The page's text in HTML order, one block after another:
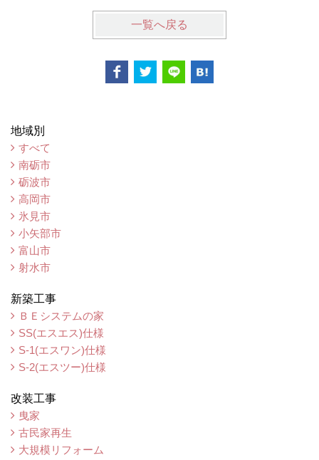
一覧へ戻る
地域別
すべて
南砺市
砺波市
高岡市
氷見市
小矢部市
富山市
射水市
新築工事
ＢＥシステムの家
SS(エスエス)仕様
S-1(エスワン)仕様
S-2(エスツー)仕様
改装工事
曳家
古民家再生
大規模リフォーム